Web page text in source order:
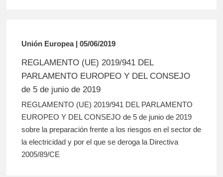
Unión Europea | 05/06/2019
REGLAMENTO (UE) 2019/941 DEL
PARLAMENTO EUROPEO Y DEL CONSEJO
de 5 de junio de 2019
REGLAMENTO (UE) 2019/941 DEL PARLAMENTO
EUROPEO Y DEL CONSEJO de 5 de junio de 2019
sobre la preparación frente a los riesgos en el sector de
la electricidad y por el que se deroga la Directiva
2005/89/CE